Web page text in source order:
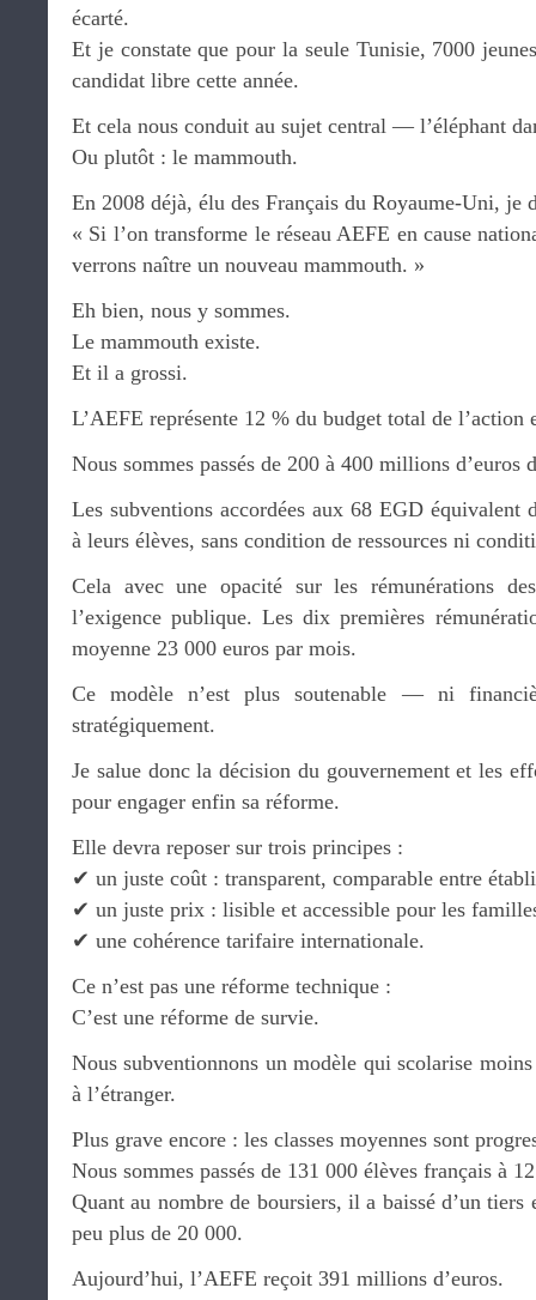
écarté.
Et je constate que pour la seule Tunisie, 7000
candidat libre cette année.
Et cela nous conduit au sujet central — l’éléphant
Ou plutôt : le mammouth.
En 2008 déjà, élu des Français du Royaume-Uni, je
« Si l’on transforme le réseau AEFE en cause
verrons naître un nouveau mammouth. »
Eh bien, nous y sommes.
Le mammouth existe.
Et il a grossi.
L’AEFE représente 12 % du budget total de l’action
Nous sommes passés de 200 à 400 millions d’euros
Les subventions accordées aux 68 EGD équivalent
à leurs élèves, sans condition de ressources ni
Cela avec une opacité sur les rémunérations
l’exigence publique. Les dix premières
moyenne 23 000 euros par mois.
Ce modèle n’est plus soutenable — ni
stratégiquement.
Je salue donc la décision du gouvernement et les
pour engager enfin sa réforme.
Elle devra reposer sur trois principes :
✔ un juste coût : transparent, comparable entre
✔ un juste prix : lisible et accessible pour les
✔ une cohérence tarifaire internationale.
Ce n’est pas une réforme technique :
C’est une réforme de survie.
Nous subventionnons un modèle qui scolarise
à l’étranger.
Plus grave encore : les classes moyennes sont
Nous sommes passés de 131 000 élèves français à
Quant au nombre de boursiers, il a baissé d’un tiers
peu plus de 20 000.
Aujourd’hui, l’AEFE reçoit 391 millions d’euros.